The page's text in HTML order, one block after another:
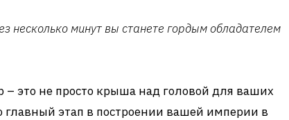
несколько минут вы станете гордым обладателем
– это не просто крыша над головой для ваших
главный этап в построении вашей империи в